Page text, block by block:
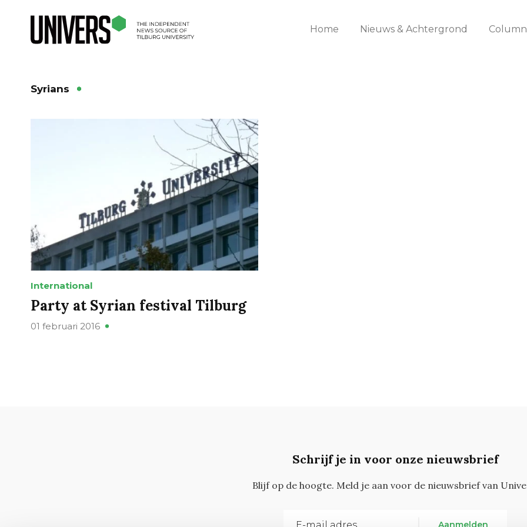
Home Nieuws & Achtergrond
Syrians
International
Party at Syrian festival Tilburg
01 februari 2016
Schrijf je in voor onze nieuwsbrief
Blijf op de hoogte. Meld je aan voor de nieuwsbrief van
Aanmelden